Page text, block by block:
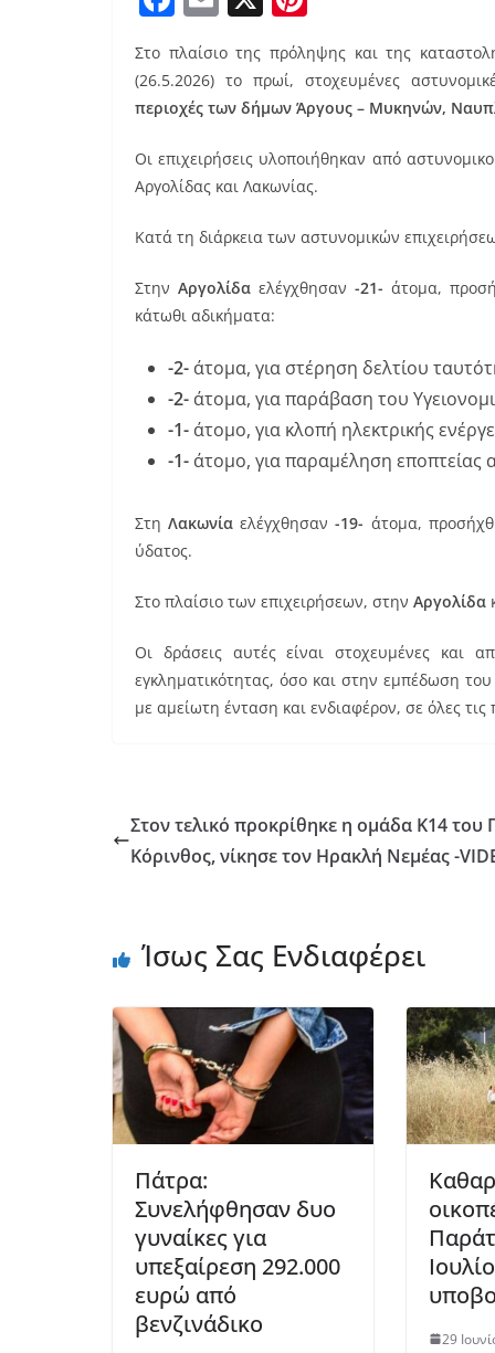
a
c
e
o
k
ai
l
nt
er
e
st
Στο πλαίσιο της πρόληψης και της
(26.5.2026) το πρωί, στοχευμένες
περιοχές των δήμων Άργους – Μυκηνών,
Οι επιχειρήσεις υλοποιήθηκαν από
Αργολίδας και Λακωνίας.
Κατά τη διάρκεια των αστυνομικών
Στην Αργολίδαελέγχθησαν -21- άτομα,
κάτωθι αδικήματα:
-2- άτομα, για στέρηση δελτίου
-2- άτομα, για παράβαση του
-1- άτομο, για κλοπή ηλεκτρικής
-1- άτομο, για παραμέληση εποπτείας
ΣτηΛακωνία ελέγχθησαν -19- άτομα,
ύδατος.
Στο πλαίσιο των επιχειρήσεων, στην Αργολίδα
Οι δράσεις αυτές είναι στοχευμένες και
εγκληματικότητας, όσο και στην εμπέδωση
με αμείωτη ένταση και ενδιαφέρον, σε όλες
Στον τελικό προκρίθηκε η ομάδα Κ14 του
Κόρινθος, νίκησε τον Ηρακλή Νεμέας -
Ίσως Σας Ενδιαφέρει
Πάτρα:
Συνελήφθησαν δυο
γυναίκες για
υπεξαίρεση 292.000
ευρώ από
βενζινάδικο
29